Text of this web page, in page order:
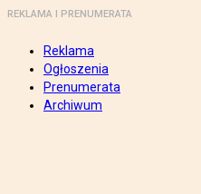
REKLAMA I PRENUMERATA
Reklama
Ogłoszenia
Prenumerata
Archiwum